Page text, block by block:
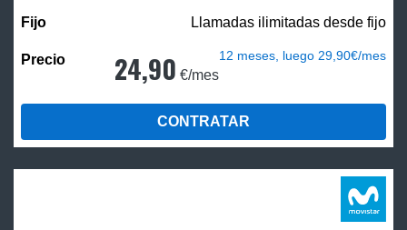
Llamadas ilimitadas desde fijo
24,90 €/mes
12 meses, luego 29,90€/mes
CONTRATAR